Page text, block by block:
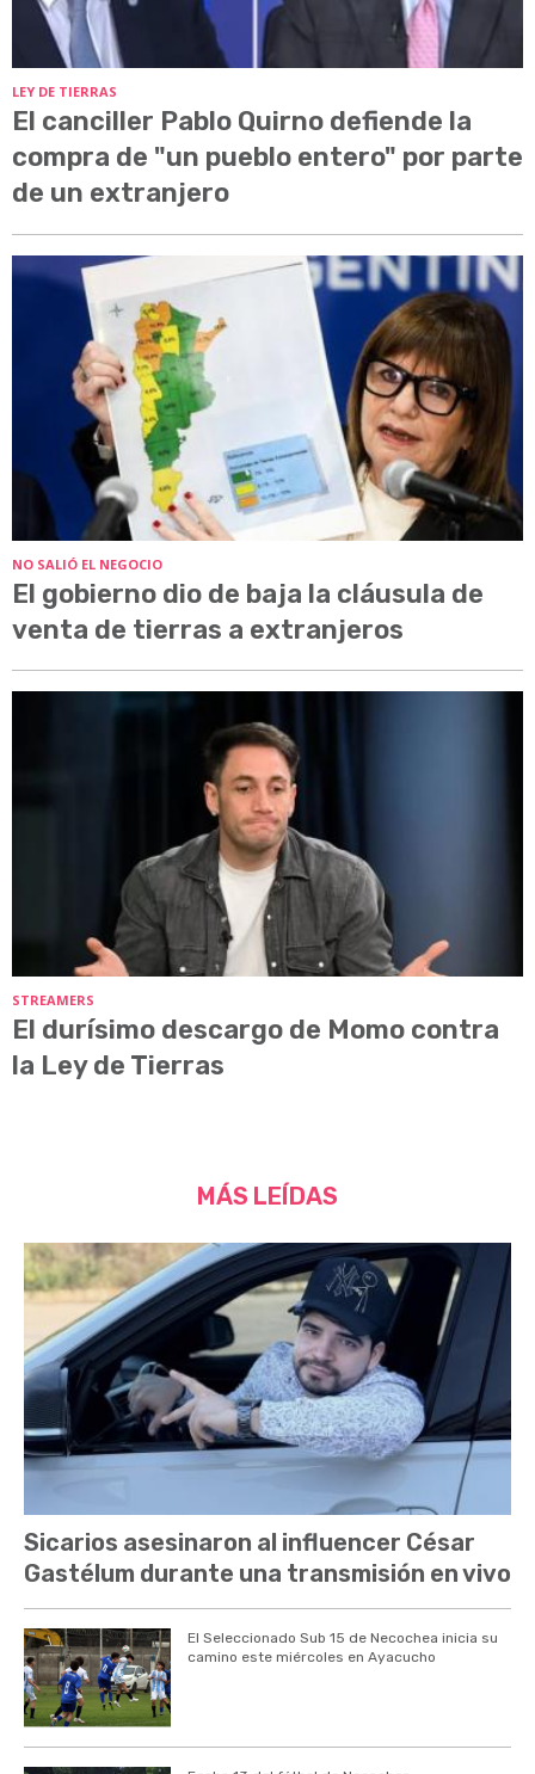
LEY DE TIERRAS
El canciller Pablo Quirno defiende la
compra de "un pueblo entero" por parte
de un extranjero
NO SALIÓ EL NEGOCIO
El gobierno dio de baja la cláusula de
venta de tierras a extranjeros
STREAMERS
El durísimo descargo de Momo contra
la Ley de Tierras
MÁS LEÍDAS
Sicarios asesinaron al influencer César
Gastélum durante una transmisión en vivo
El Seleccionado Sub 15 de Necochea inicia su
camino este miércoles en Ayacucho